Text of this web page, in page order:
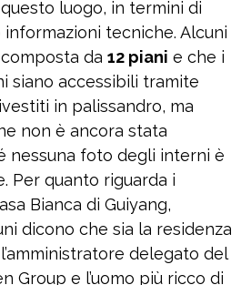
luogo, in termini di
tecniche. Alcuni
da 12 piani e che i
siano accessibili tramite
in palissandro, ma
non è ancora stata
nessuna foto degli interni è
Per quanto riguarda i
Bianca di Guiyang,
dicono che sia la residenza
delegato del
Group e l’uomo più ricco di